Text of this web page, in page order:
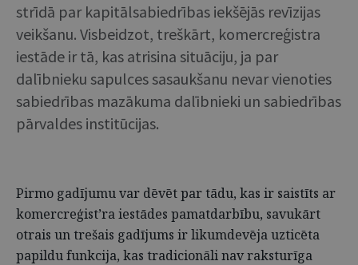
strīdā par kapitālsabiedrības iekšējās revīzijas
veikšanu. Visbeidzot, treškārt, komercreģistra
iestāde ir tā, kas atrisina situāciju, ja par
dalībnieku sapulces sasaukšanu nevar vienoties
sabiedrības mazākuma dalībnieki un sabiedrības
pārvaldes institūcijas.
Pirmo gadījumu var dēvēt par tādu, kas ir saistīts ar
komercreģist’ra iestādes pamatdarbību, savukārt
otrais un trešais gadījums ir likumdevēja uzticēta
papildu funkcija, kas tradicionāli nav raksturīga